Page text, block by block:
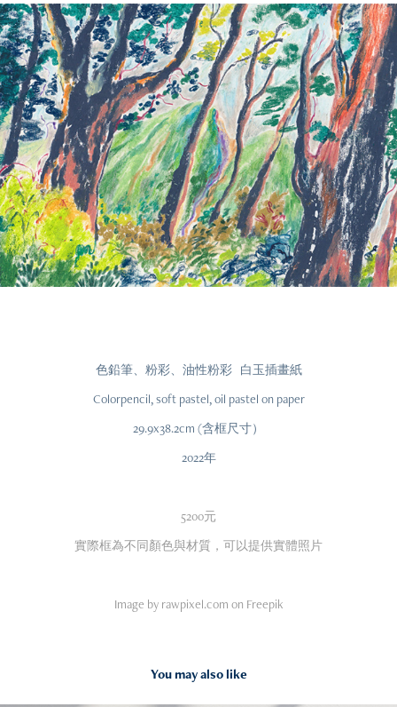
色鉛筆、粉彩、油性粉彩 白玉插畫紙
Colorpencil, soft pastel, oil pastel on paper
29.9x38.2cm (含框尺寸）
2022年
5200元
實際框為不同顏色與材質，可以提供實體照片
Image by rawpixel.com on Freepik
You may also like